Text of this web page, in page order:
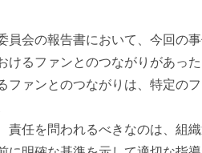
員会の報告書において、今回の
けるファンとのつながりがあっ
ファンとのつながりは、特定の
責任を問われるべきなのは、組